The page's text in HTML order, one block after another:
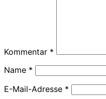
Kommentar *
Name *
E-Mail-Adresse *